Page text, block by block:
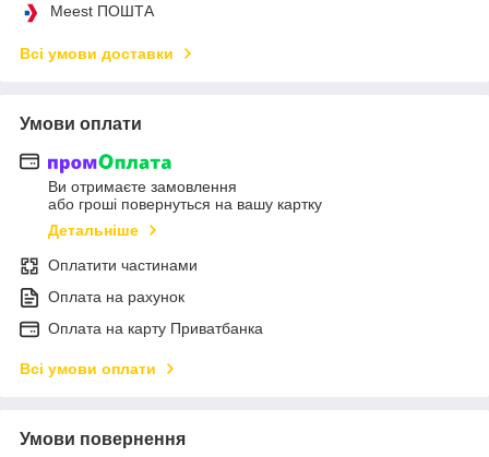
Meest ПОШТА
Всі умови доставки
Умови оплати
Ви отримаєте замовлення
або гроші повернуться на вашу картку
Детальніше
Оплатити частинами
Оплата на рахунок
Оплата на карту Приватбанка
Всі умови оплати
Умови повернення